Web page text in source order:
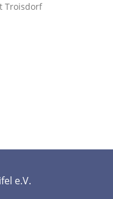
Troisdorf
e.V.